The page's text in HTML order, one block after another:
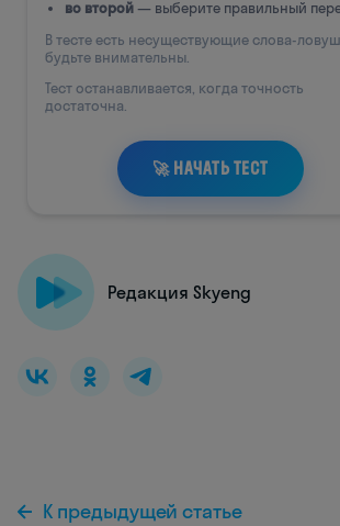
Редакция Skyeng
К предыдущей статье